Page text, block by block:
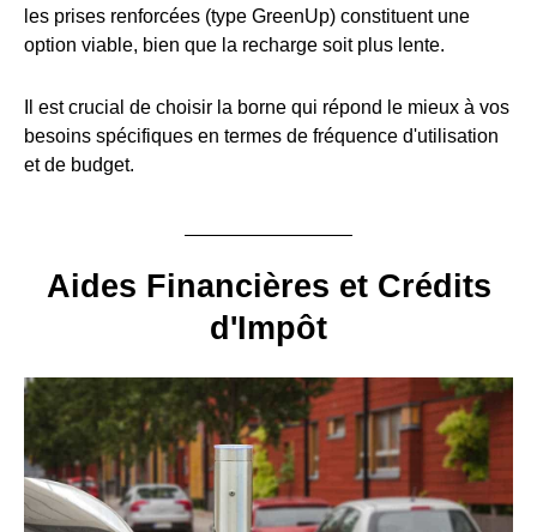
les prises renforcées (type GreenUp) constituent une
option viable, bien que la recharge soit plus lente.
Il est crucial de choisir la borne qui répond le mieux à vos
besoins spécifiques en termes de fréquence d'utilisation
et de budget.
Aides Financières et Crédits
d'Impôt